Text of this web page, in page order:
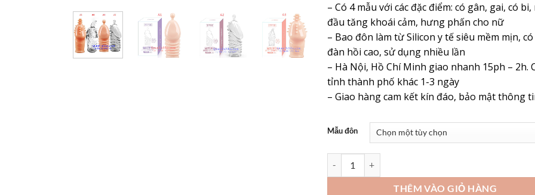
– Có 4 mẫu với các đặc điểm: có gân, gai, có bi,
đầu tăng khoái cảm, hưng phấn cho nữ
– Bao đôn làm từ Silicon y tế siêu mềm mịn,
đàn hồi cao, sử dụng nhiều lần
– Hà Nội, Hồ Chí Minh giao nhanh 15ph – 2h.
tỉnh thành phố khác 1-3 ngày
– Giao hàng cam kết kín đáo, bảo mật thông
Mẫu đôn
THÊM VÀO GIỎ HÀNG